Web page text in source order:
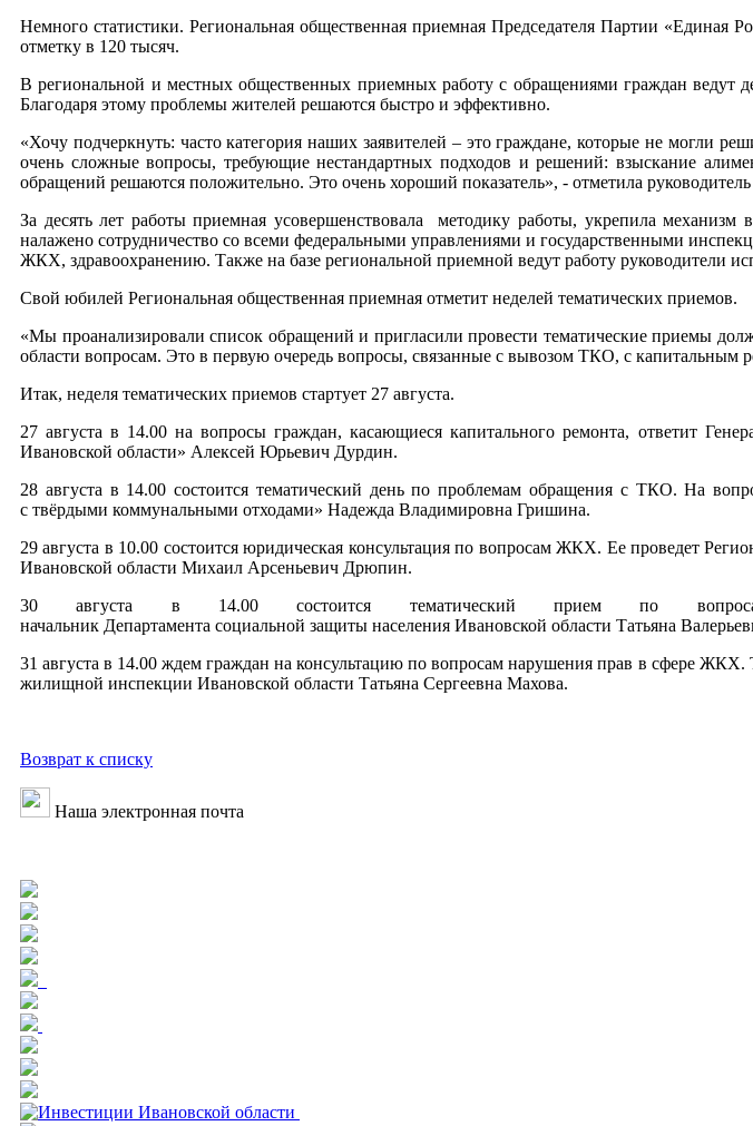
Немного статистики. Региональная общественная приемная Председателя Партии «Единая
отметку в 120 тысяч.
В региональной и местных общественных приемных работу с обращениями граждан ведут
Благодаря этому проблемы жителей решаются быстро и эффективно.
«Хочу подчеркнуть: часто категория наших заявителей – это граждане, которые не могли
очень сложные вопросы, требующие нестандартных подходов и решений: взыскание
обращений решаются положительно. Это очень хороший показатель», - отметила
За десять лет работы приемная усовершенствовала методику работы, укрепила механизм
налажено сотрудничество со всеми федеральными управлениями и государственными
ЖКХ, здравоохранению. Также на базе региональной приемной ведут работу руководители
Свой юбилей Региональная общественная приемная отметит неделей тематических приемов.
«Мы проанализировали список обращений и пригласили провести тематические приемы
области вопросам. Это в первую очередь вопросы, связанные с вывозом ТКО, с
Итак, неделя тематических приемов стартует 27 августа.
27 августа в 14.00 на вопросы граждан, касающиеся капитального ремонта, ответит
Ивановской области» Алексей Юрьевич Дурдин.
28 августа в 14.00 состоится тематический день по проблемам обращения с ТКО. На
с твёрдыми коммунальными отходами» Надежда Владимировна Гришина.
29 августа в 10.00 состоится юридическая консультация по вопросам ЖКХ. Ее проведет
Ивановской области Михаил Арсеньевич Дрюпин.
30 августа в 14.00 состоится тематический прием по
начальник Департамента социальной защиты населения Ивановской области Татьяна
31 августа в 14.00 ждем граждан на консультацию по вопросам нарушения прав в сфере
жилищной инспекции Ивановской области Татьяна Сергеевна Махова.
Возврат к списку
Наша электронная почта